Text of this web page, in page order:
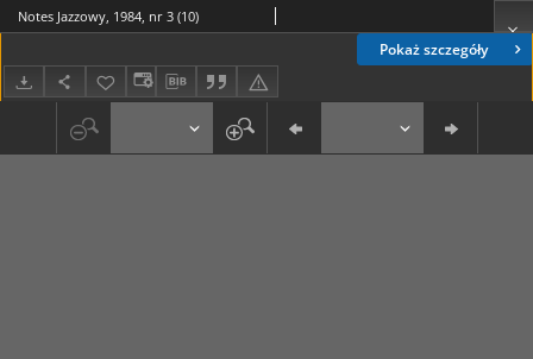
Pokaż szczegóły
Notes Jazzowy, 1984, nr 3 (10)